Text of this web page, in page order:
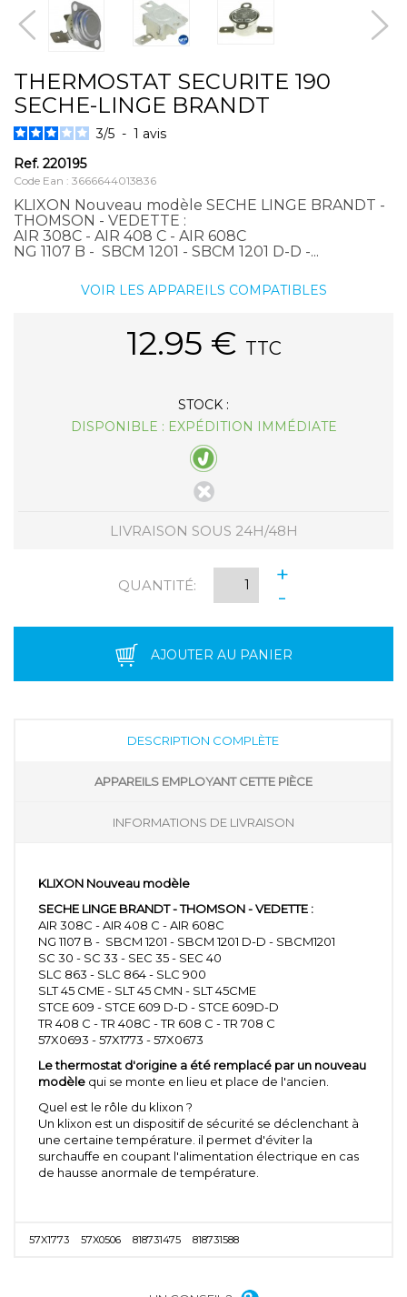
THERMOSTAT SECURITE 190
SECHE-LINGE BRANDT
3/5 - 1 avis
Ref. 220195
Code Ean : 3666644013836
KLIXON Nouveau modèle SECHE LINGE BRANDT -
THOMSON - VEDETTE :
AIR 308C - AIR 408 C - AIR 608C
NG 1107 B - SBCM 1201 - SBCM 1201 D-D -...
VOIR LES APPAREILS COMPATIBLES
12.95 € TTC
STOCK :
DISPONIBLE : EXPÉDITION IMMÉDIATE
LIVRAISON SOUS 24H/48H
QUANTITÉ:
+
-
AJOUTER AU PANIER
DESCRIPTION COMPLÈTE
APPAREILS EMPLOYANT CETTE PIÈCE
INFORMATIONS DE LIVRAISON
KLIXON Nouveau modèle
SECHE LINGE BRANDT - THOMSON - VEDETTE :
AIR 308C - AIR 408 C - AIR 608C
NG 1107 B - SBCM 1201 - SBCM 1201 D-D - SBCM1201
SC 30 - SC 33 - SEC 35 - SEC 40
SLC 863 - SLC 864 - SLC 900
SLT 45 CME - SLT 45 CMN - SLT 45CME
STCE 609 - STCE 609 D-D - STCE 609D-D
TR 408 C - TR 408C - TR 608 C - TR 708 C
57X0693 - 57X1773 - 57X0673
Le thermostat d'origine a été remplacé par un nouveau
modèle qui se monte en lieu et place de l'ancien.
Quel est le rôle du klixon ?
Un klixon est un dispositif de sécurité se déclenchant à
une certaine température. il permet d'éviter la
surchauffe en coupant l'alimentation électrique en cas
de hausse anormale de température.
57X1773 57X0506 818731475 818731588